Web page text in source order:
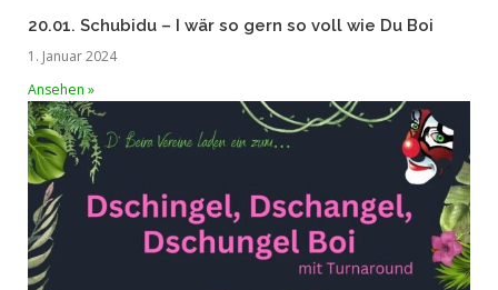
20.01. Schubidu – I wär so gern so voll wie Du Boi
1. Januar 2024
Ansehen »